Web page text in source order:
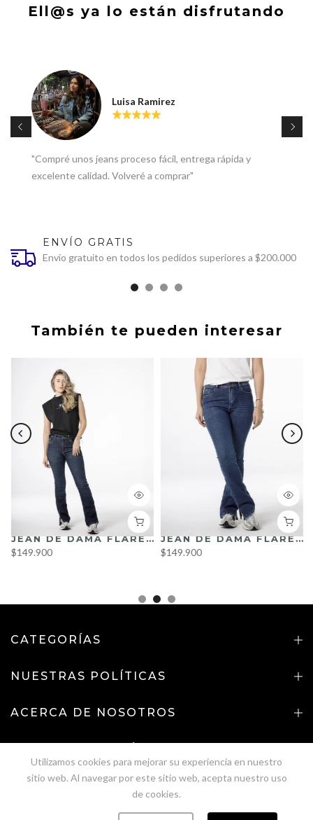
Ell@s ya lo están disfrutando
rápida y
"Este Outfit lo compre en Spiritual
uso la marca"
ENVÍO GRATIS
Envío gratuito en todos los pedidos superiores a $200.000
También te pueden interesar
JEAN DE DAMA FLARE FIT REF. DS1001 OSCURO
$149.900
JEAN DE DAMA FLARE FIT REF. DS1001 AZUL MEDIO
$149.900
CATEGORÍAS
NUESTRAS POLÍTICAS
ACERCA DE NOSOTROS
Copyright (©)2026"SPIRITUAL JEANS" -Desarrollado
Pipefy Gruop SAS
Utilizamos cookies para mejorar su experiencia en nuestro
sitio web. Al navegar por este sitio web, acepta nuestro uso
de cookies.